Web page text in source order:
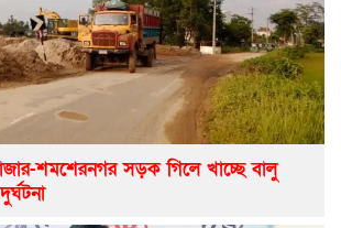
শমশেরনগর সড়ক গিলে খাচ্ছে বালু